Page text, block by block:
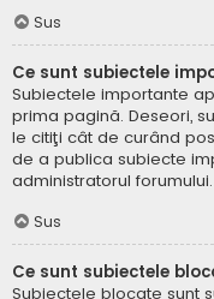
Sus
Ce sunt subiectele
Subiectele importante
prima pagină. Deseori,
le citiţi cât de curând
de a publica subiecte
administratorul forumului.
Sus
Ce sunt subiectele
Subiectele blocate sunt